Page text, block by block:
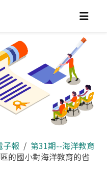
子報
第31期--海洋教育
的國小對海洋教育的省